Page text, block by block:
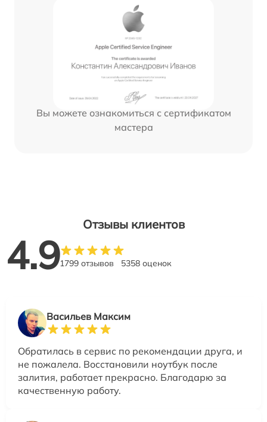
Вы можете ознакомиться с сертификатом
мастера
Отзывы клиентов
4.91799 отзывов 5358 оценок
Васильев Максим
Обратилась в сервис по рекомендации друга, и
не пожалела. Восстановили ноутбук после
залития, работает прекрасно. Благодарю за
качественную работу.